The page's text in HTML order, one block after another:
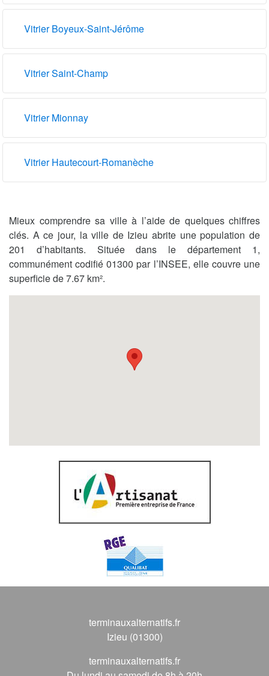
Vitrier Boyeux-Saint-Jérôme
Vitrier Saint-Champ
Vitrier Mionnay
Vitrier Hautecourt-Romanèche
Mieux comprendre sa ville à l’aide de quelques chiffres
clés. A ce jour, la ville de Izieu abrite une population de
201 d’habitants. Située dans le département 1,
communément codifié 01300 par l’INSEE, elle couvre une
superficie de 7.67 km².
terminauxalternatifs.fr
Izieu (01300)
terminauxalternatifs.fr